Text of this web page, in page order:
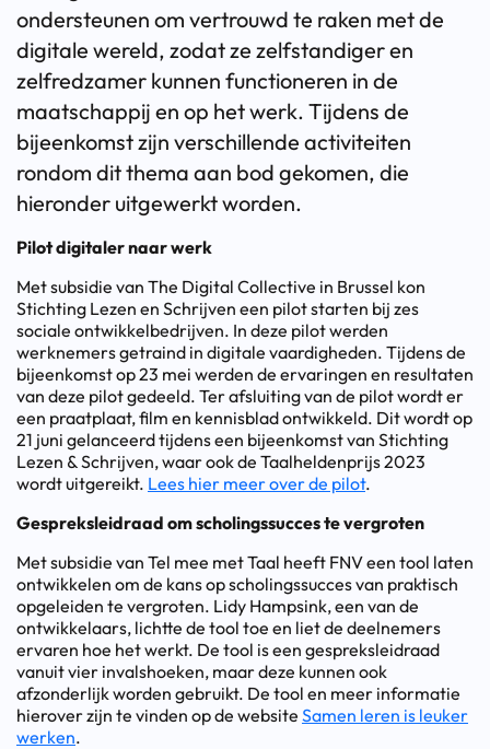
ondersteunen om vertrouwd te raken met de
digitale wereld, zodat ze zelfstandiger en
zelfredzamer kunnen functioneren in de
maatschappij en op het werk. Tijdens de
bijeenkomst zijn verschillende activiteiten
rondom dit thema aan bod gekomen, die
hieronder uitgewerkt worden.
Pilot digitaler naar werk
Met subsidie van The Digital Collective in Brussel kon
Stichting Lezen en Schrijven een pilot starten bij zes
sociale ontwikkelbedrijven. In deze pilot werden
werknemers getraind in digitale vaardigheden. Tijdens de
bijeenkomst op 23 mei werden de ervaringen en resultaten
van deze pilot gedeeld. Ter afsluiting van de pilot wordt er
een praatplaat, film en kennisblad ontwikkeld. Dit wordt op
21 juni gelanceerd tijdens een bijeenkomst van Stichting
Lezen & Schrijven, waar ook de Taalheldenprijs 2023
wordt uitgereikt. Lees hier meer over de pilot.
Gespreksleidraad om scholingssucces te vergroten
Met subsidie van Tel mee met Taal heeft FNV een tool laten
ontwikkelen om de kans op scholingssucces van praktisch
opgeleiden te vergroten. Lidy Hampsink, een van de
ontwikkelaars, lichtte de tool toe en liet de deelnemers
ervaren hoe het werkt. De tool is een gespreksleidraad
vanuit vier invalshoeken, maar deze kunnen ook
afzonderlijk worden gebruikt. De tool en meer informatie
hierover zijn te vinden op de website Samen leren is leuker
werken.